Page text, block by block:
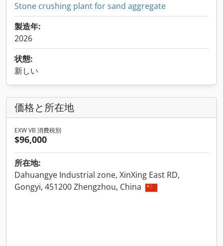
Stone crushing plant for sand aggregate
製造年:
2026
状態:
新しい
価格と所在地
EXW VB 消費税別
$96,000
所在地:
Dahuangye Industrial zone, XinXing East RD,
Gongyi, 451200 Zhengzhou, China